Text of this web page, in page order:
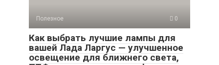
Полезное 0
Как выбрать лучшие лампы для
вашей Лада Ларгус — улучшенное
освещение для ближнего света,